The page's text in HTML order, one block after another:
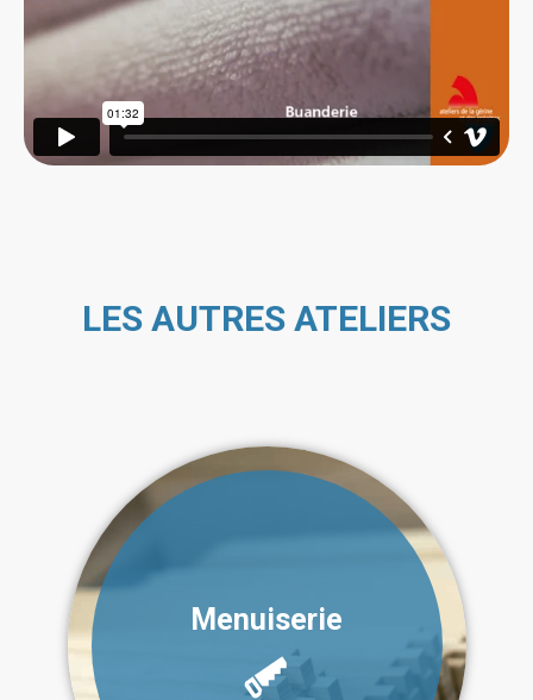
LES AUTRES ATELIERS
Menuiserie